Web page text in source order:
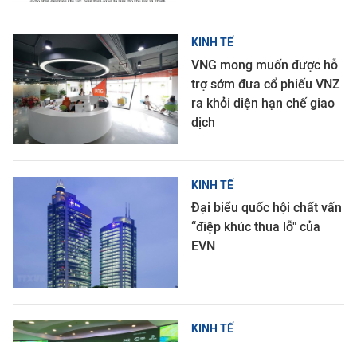
KINH TẾ
VNG mong muốn được hỗ
trợ sớm đưa cổ phiếu VNZ
ra khỏi diện hạn chế giao
dịch
KINH TẾ
Đại biểu quốc hội chất vấn
“điệp khúc thua lỗ" của
EVN
KINH TẾ